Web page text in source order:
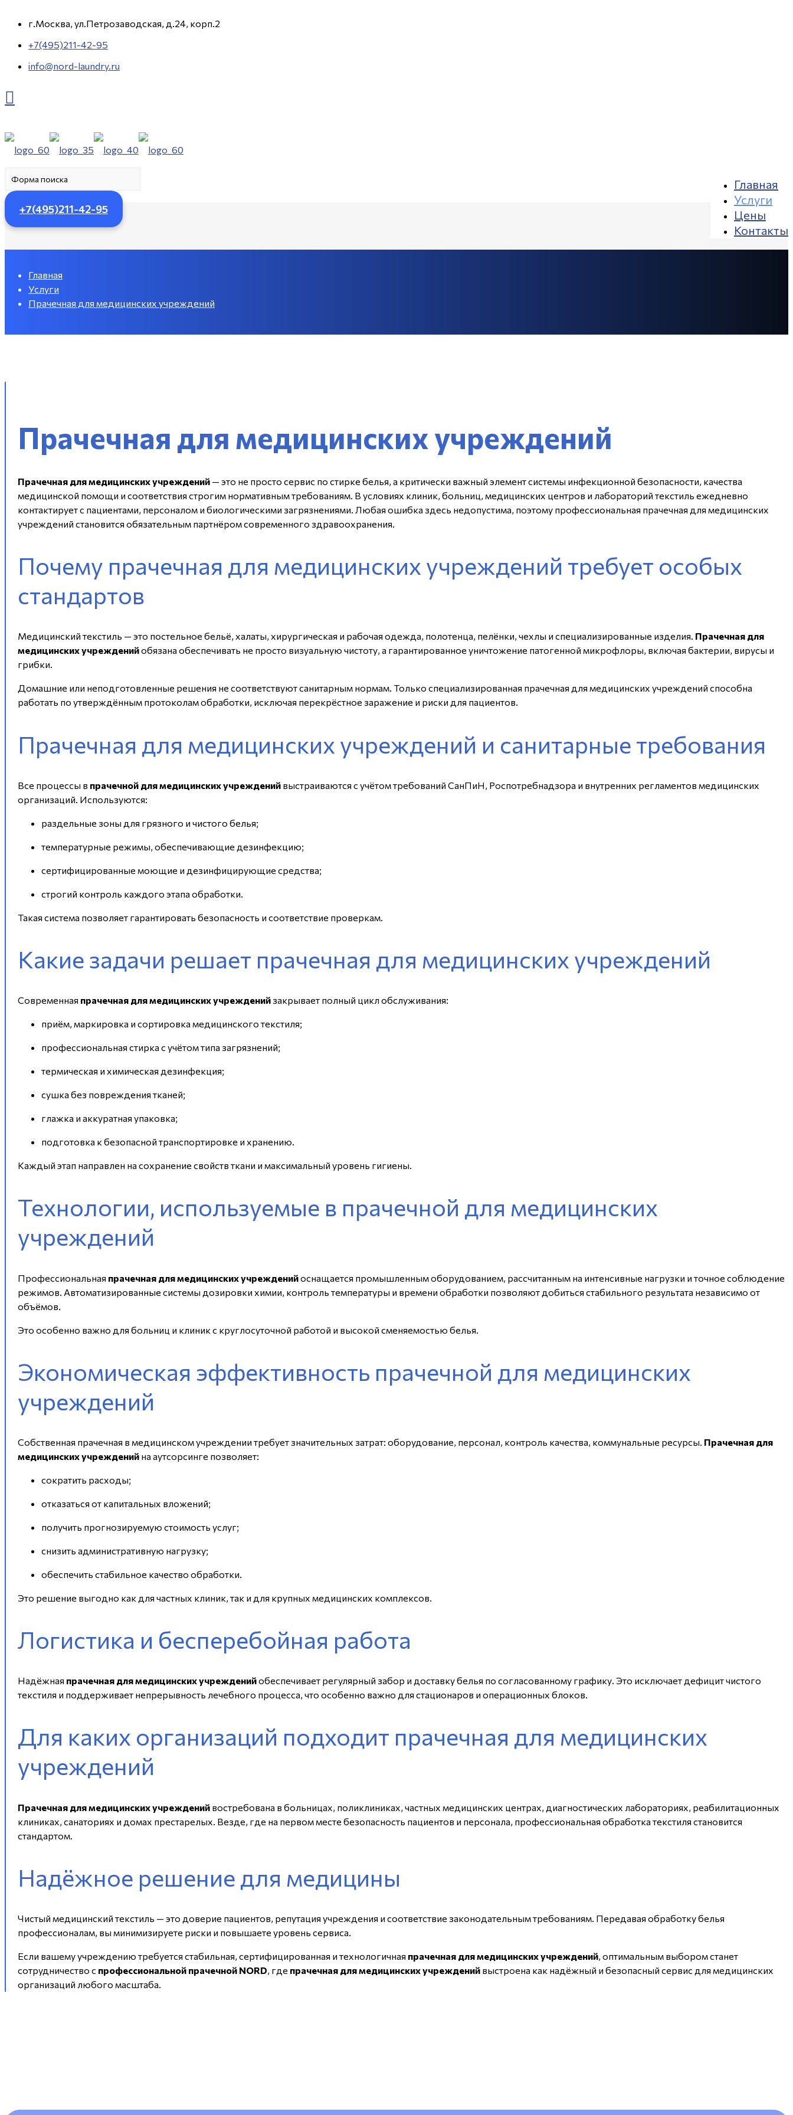
г.Москва, ул.Петрозаводская, д.24, корп.2
+7(495)211-42-95
info@nord-laundry.ru
Главная
Услуги
Цены
Контакты
+7(495)211-42-95
Главная
Услуги
Прачечная для медицинских учреждений
Прачечная для медицинских учреждений
Прачечная для медицинских учреждений — это не просто сервис по стирке белья, а критически важный элемент системы инфекционной безопасности, качества
медицинской помощи и соответствия строгим нормативным требованиям. В условиях клиник, больниц, медицинских центров и лабораторий текстиль ежедневно
контактирует с пациентами, персоналом и биологическими загрязнениями. Любая ошибка здесь недопустима, поэтому профессиональная прачечная для медицинских
учреждений становится обязательным партнёром современного здравоохранения.
Почему прачечная для медицинских учреждений требует особых
стандартов
Медицинский текстиль — это постельное бельё, халаты, хирургическая и рабочая одежда, полотенца, пелёнки, чехлы и специализированные изделия. Прачечная для
медицинских учрежденийобязана обеспечивать не просто визуальную чистоту, а гарантированное уничтожение патогенной микрофлоры, включая бактерии, вирусы и
грибки.
Домашние или неподготовленные решения не соответствуют санитарным нормам. Только специализированная прачечная для медицинских учреждений способна
работать по утверждённым протоколам обработки, исключая перекрёстное заражение и риски для пациентов.
Прачечная для медицинских учреждений и санитарные требования
Все процессы в прачечной для медицинских учреждений выстраиваются с учётом требований СанПиН, Роспотребнадзора и внутренних регламентов медицинских
организаций. Используются:
раздельные зоны для грязного и чистого белья;
температурные режимы, обеспечивающие дезинфекцию;
сертифицированные моющие и дезинфицирующие средства;
строгий контроль каждого этапа обработки.
Такая система позволяет гарантировать безопасность и соответствие проверкам.
Какие задачи решает прачечная для медицинских учреждений
Современная прачечная для медицинских учрежденийзакрывает полный цикл обслуживания:
приём, маркировка и сортировка медицинского текстиля;
профессиональная стирка с учётом типа загрязнений;
термическая и химическая дезинфекция;
сушка без повреждения тканей;
глажка и аккуратная упаковка;
подготовка к безопасной транспортировке и хранению.
Каждый этап направлен на сохранение свойств ткани и максимальный уровень гигиены.
Технологии, используемые в прачечной для медицинских
учреждений
Профессиональная прачечная для медицинских учрежденийоснащается промышленным оборудованием, рассчитанным на интенсивные нагрузки и точное соблюдение
режимов. Автоматизированные системы дозировки химии, контроль температуры и времени обработки позволяют добиться стабильного результата независимо от
объёмов.
Это особенно важно для больниц и клиник с круглосуточной работой и высокой сменяемостью белья.
Экономическая эффективность прачечной для медицинских
учреждений
Собственная прачечная в медицинском учреждении требует значительных затрат: оборудование, персонал, контроль качества, коммунальные ресурсы. Прачечная для
медицинских учреждений на аутсорсинге позволяет:
сократить расходы;
отказаться от капитальных вложений;
получить прогнозируемую стоимость услуг;
снизить административную нагрузку;
обеспечить стабильное качество обработки.
Это решение выгодно как для частных клиник, так и для крупных медицинских комплексов.
Логистика и бесперебойная работа
Надёжная прачечная для медицинских учрежденийобеспечивает регулярный забор и доставку белья по согласованному графику. Это исключает дефицит чистого
текстиля и поддерживает непрерывность лечебного процесса, что особенно важно для стационаров и операционных блоков.
Для каких организаций подходит прачечная для медицинских
учреждений
Прачечная для медицинских учреждений востребована в больницах, поликлиниках, частных медицинских центрах, диагностических лабораториях, реабилитационных
клиниках, санаториях и домах престарелых. Везде, где на первом месте безопасность пациентов и персонала, профессиональная обработка текстиля становится
стандартом.
Надёжное решение для медицины
Чистый медицинский текстиль — это доверие пациентов, репутация учреждения и соответствие законодательным требованиям. Передавая обработку белья
профессионалам, вы минимизируете риски и повышаете уровень сервиса.
Если вашему учреждению требуется стабильная, сертифицированная и технологичная прачечная для медицинских учреждений, оптимальным выбором станет
сотрудничество с профессиональной прачечной NORD, где прачечная для медицинских учреждений выстроена как надёжный и безопасный сервис для медицинских
организаций любого масштаба.